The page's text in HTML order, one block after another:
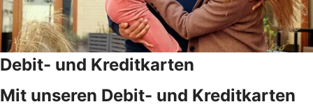
Debit- und Kreditkarten
Mit unseren Debit- und Kreditkarten